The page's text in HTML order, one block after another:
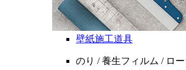
壁紙施工道具
のり / 養生フィルム / ロ